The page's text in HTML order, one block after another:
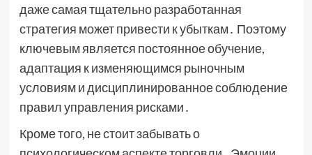
даже самая тщательно разработанная
стратегия может привести к убыткам․ Поэтому
ключевым является постоянное обучение,
адаптация к изменяющимся рыночным
условиям и дисциплинированное соблюдение
правил управления рисками․
Кроме того, не стоит забывать о